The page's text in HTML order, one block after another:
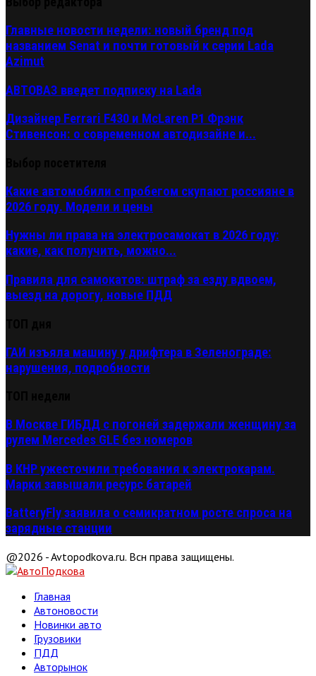
Главные новости недели: новый бренд под
названием Senat и почти готовый к серии Lada
Azimut
АВТОВАЗ введет подписку на Lada
Дизайнер Ferrari F430 и McLaren P1 Фрэнк
Стивенсон: о современном автодизайне и...
Какие автомобили с пробегом скупают россияне в
2026 году. Модели и цены
Нужны ли права на электросамокат в 2026 году:
какие, как получить, можно...
Правила для самокатов: штраф за езду вдвоем,
выезд на дорогу, новые ПДД
ГАИ изъяла машину у дрифтера в Зеленограде:
нарушения, подробности
В Москве ГИБДД с погоней задержали женщину за
рулем Mercedes GLE без номеров
В КНР ужесточили требования к электрокарам.
Марки завышали ресурс батарей
BatteryFly заявила о семикратном росте спроса на
зарядные станции
@2026 - Avtopodkova.ru. Всн права защищены.
Главная
Автоновости
Новинки авто
Грузовики
ПДД
Авторынок